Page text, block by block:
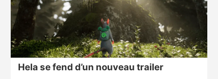
Hela se fend d’un nouveau trailer